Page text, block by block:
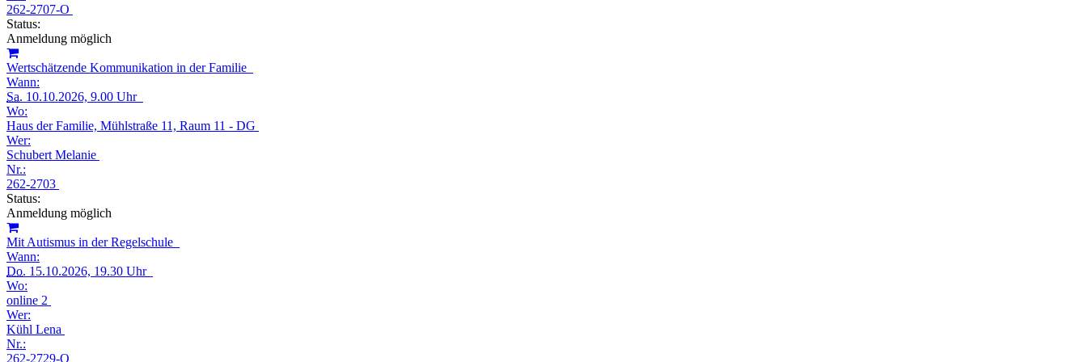
262-2707-O
Status:
Anmeldung möglich
Wertschätzende Kommunikation in der Familie
Wann:
Sa. 10.10.2026, 9.00 Uhr
Wo:
Haus der Familie, Mühlstraße 11, Raum 11 - DG
Wer:
Schubert Melanie
Nr.:
262-2703
Status:
Anmeldung möglich
Mit Autismus in der Regelschule
Wann:
Do. 15.10.2026, 19.30 Uhr
Wo:
online 2
Wer:
Kühl Lena
Nr.:
262-2729-O